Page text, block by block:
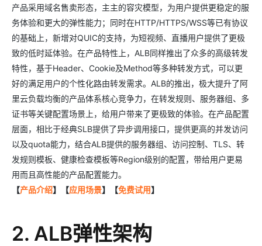
产品采用域名售卖形态，主主的容灾模型，为用户提供更稳定的服
务体验和更大的弹性能力；同时在HTTP/HTTPS/WSS等已有协议
的基础上，新增对QUIC的支持，为短视频、直播用户提供了更极
致的低时延体验。在产品特性上，ALB同样推出了众多的高级转发
特性，基于Header、Cookie及Method等多种转发方式，可以更
好的满足用户的个性化路由转发需求。ALB的推出，极大提升了阿
里云负载均衡的产品体系核心竞争力，在转发规则、服务器组、多
证书等关键配置场景上，给用户带来了更极致的体验。在产品配置
层面，相比于经典SLB提供了异步调用接口，提供更高的并发访问
以及quota能力，结合ALB提供的服务器组、访问控制、TLS、转
发规则模板、健康检查模板等Region级别的配置，带给用户更易
用而且高性能的产品配置能力。
【产品介绍】【应用场景】【免费试用】
2. ALB弹性架构